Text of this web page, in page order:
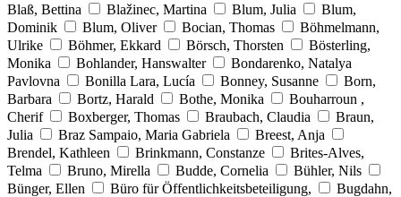
Blaß, Bettina
Blažinec, Martina Blum, Julia
Blum,
Dominik
Blum, Oliver Bocian, Thomas
Böhmelmann,
Ulrike
Böhmer, Ekkard Börsch, Thorsten
Bösterling,
Monika
Bohlander, Hanswalter
Bondarenko, Natalya
Pavlovna
Bonilla Lara, Lucía Bonney, Susanne
Born,
Barbara
Bortz, Harald Bothe, Monika
Bouharroun ,
Cherif
Boxberger, Thomas Braubach, Claudia
Braun,
Julia
Braz Sampaio, Maria Gabriela
Breest, Anja
Brendel, Kathleen
Brinkmann, Constanze
Brites-Alves,
Telma
Bruno, Mirella Budde, Cornelia
Bühler, Nils
Bünger, Ellen
Büro für Öffentlichkeitsbeteiligung,
Bugdahn,